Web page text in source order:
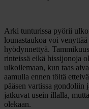
Arki tunturissa pyörii
lounastaukoa voi
hyödynnettyä.
rinteissä eikä hissijonoja
ulkoilemaan, kun taas
aamulla ennen töitä
pääsen vartissa
jatkuvat usein illalla,
olekaan.